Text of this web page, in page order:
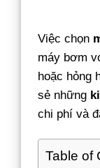
Việc chọn
máy bơm
hoặc hỏng
sẻ những
chi phí và
Table of